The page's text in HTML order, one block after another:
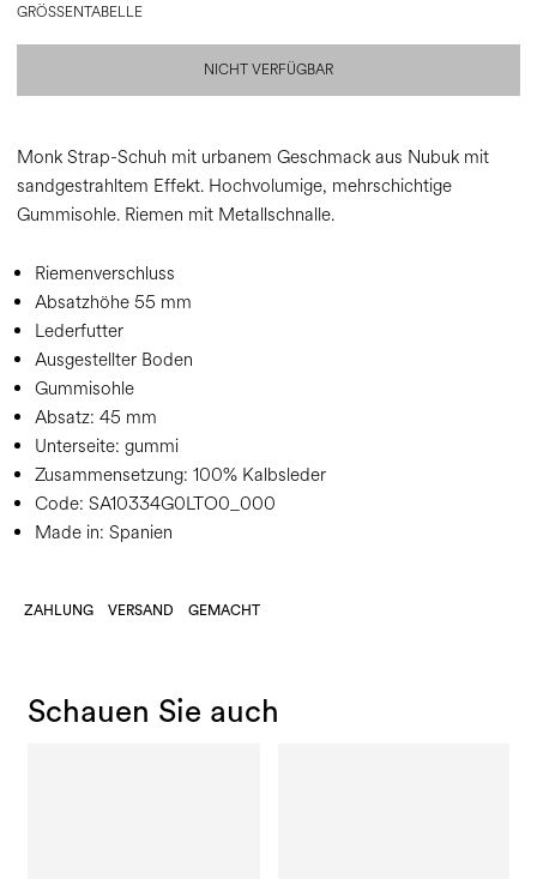
GRÖSSENTABELLE
NICHT VERFÜGBAR
Monk Strap-Schuh mit urbanem Geschmack aus Nubuk mit
sandgestrahltem Effekt. Hochvolumige, mehrschichtige
Gummisohle. Riemen mit Metallschnalle.
Riemenverschluss
Absatzhöhe 55 mm
Lederfutter
Ausgestellter Boden
Gummisohle
Absatz: 45 mm
Unterseite: gummi
Zusammensetzung: 100% Kalbsleder
Code: SA10334G0LTO0_000
Made in: Spanien
ZAHLUNG VERSAND GEMACHT
Schauen Sie auch